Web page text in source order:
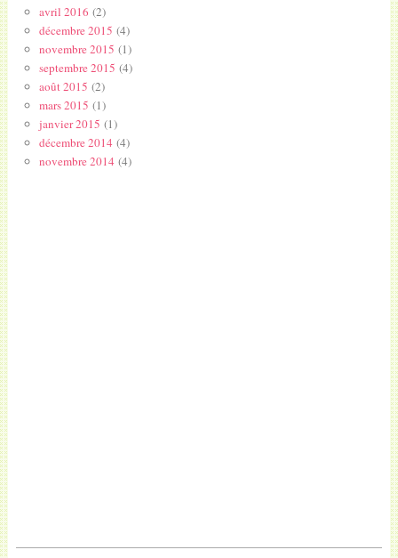
avril 2016 (2)
décembre 2015 (4)
novembre 2015 (1)
septembre 2015 (4)
août 2015 (2)
mars 2015 (1)
janvier 2015 (1)
décembre 2014(4)
novembre 2014(4)